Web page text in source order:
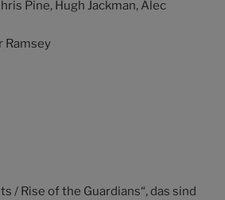
Pine, Hugh Jackman, Alec
/ Rise of the Guardians“, das sind